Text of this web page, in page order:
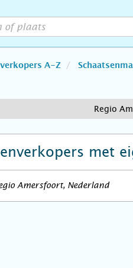
A-Z
Regio
met
Amersfoort, Nederland